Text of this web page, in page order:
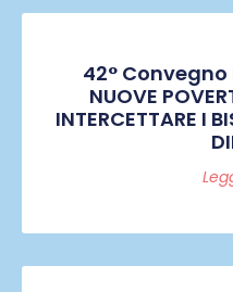
42°
NUOVE
INTERCETTARE I